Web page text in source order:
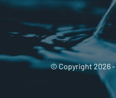
© Copyright 2026 -